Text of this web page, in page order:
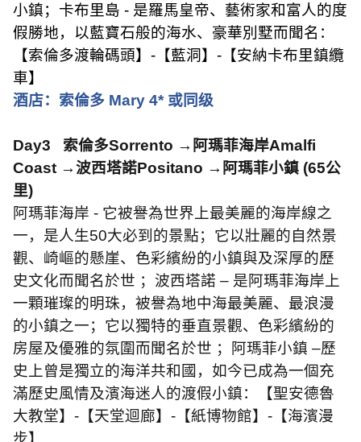
小鎮；卡布里島 - 是羅馬皇帝、藝術家和富人的度
假勝地，以藍寶石般的海水、豪華別墅而聞名：
【索倫多渡輪碼頭】 - 【藍洞】 - 【安納卡布里鎮纜
車】
酒店：索倫多 Mary 4* 或同级
Day3 索倫多Sorrento →阿瑪菲海岸Amalfi
Coast →波西塔諾Positano →阿瑪菲小鎮 (65公
里)
阿瑪菲海岸 - 它被譽為世界上最美麗的海岸線之
一，是人生50大必到的景點；它以壯麗的自然景
觀、崎嶇的懸崖、色彩繽紛的小鎮與及深厚的歷
史文化而聞名於世 ；波西塔諾 – 是阿瑪菲海岸上
一顆璀璨的明珠，被譽為地中海最美麗、最浪漫
的小鎮之一；它以獨特的垂直景觀、色彩繽紛的
房屋及優雅的氛圍而聞名於世 ；阿瑪菲小鎮 –歷
史上曾是獨立的海洋共和國，如今已成為一個充
滿歷史風情及濱海迷人的渡假小鎮：【聖安德魯
大教堂】 - 【天堂迴廊】 - 【紙博物館】 - 【海濱漫